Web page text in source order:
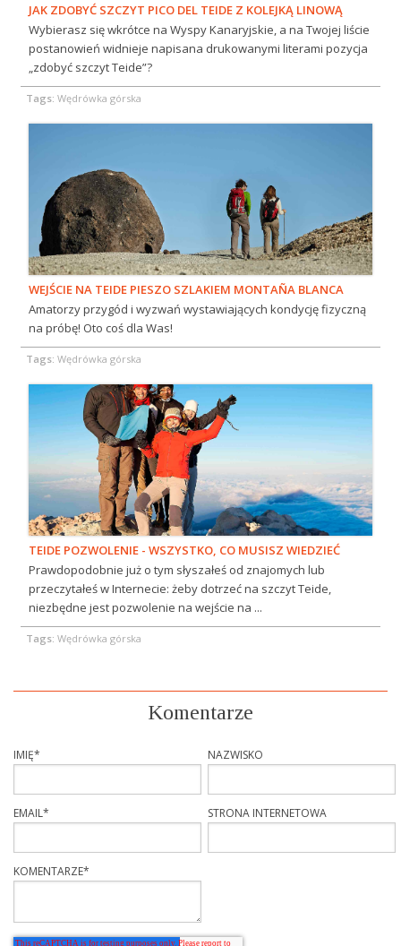
JAK ZDOBYĆ SZCZYT PICO DEL TEIDE Z KOLEJKĄ LINOWĄ
Wybierasz się wkrótce na Wyspy Kanaryjskie, a na Twojej liście
postanowień widnieje napisana drukowanymi literami pozycja
„zdobyć szczyt Teide”?
Tags: Wędrówka górska
WEJŚCIE NA TEIDE PIESZO SZLAKIEM MONTAÑA BLANCA
Amatorzy przygód i wyzwań wystawiających kondycję fizyczną
na próbę! Oto coś dla Was!
Tags: Wędrówka górska
TEIDE POZWOLENIE - WSZYSTKO, CO MUSISZ WIEDZIEĆ
Prawdopodobnie już o tym słyszałeś od znajomych lub
przeczytałeś w Internecie: żeby dotrzeć na szczyt Teide,
niezbędne jest pozwolenie na wejście na ...
Tags: Wędrówka górska
Komentarze
IMIĘ* NAZWISKO
EMAIL* STRONA INTERNETOWA
KOMENTARZE*